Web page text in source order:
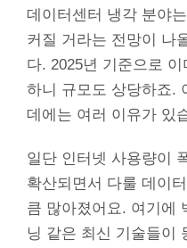
데이터센터 냉각 분야
커질 거라는 전망이 나
다. 2025년 기준으로
하니 규모도 상당하죠.
데에는 여러 이유가 있
일단 인터넷 사용량이
확산되면서 다룰 데이
큼 많아졌어요. 여기에
닝 같은 최신 기술들이